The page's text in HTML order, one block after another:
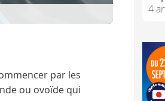
par les
ou ovoïde qui
4